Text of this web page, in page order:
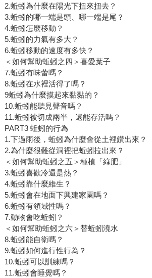
2.蚯蚓為什麼在陽光下扭來扭去？
3.蚯蚓的哪一端是頭、哪一端是尾？
4.蚯蚓怎麼移動？
5.蚯蚓的力氣有多大？
6.蚯蚓移動的速度有多快？
＜如何幫助蚯蚓之四＞喜愛葉子
7.蚯蚓有味蕾嗎？
8.蚯蚓在水裡活得了嗎？
9蚯蚓為什麼摸起來黏黏的？
10.蚯蚓能聽見聲音嗎？
11.蚯蚓被切成兩半，還能存活嗎？
PART3 蚯蚓的行為
1.下過雨後，蚯蚓為什麼會從土裡鑽出來？
2.為什麼很難從洞裡把蚯蚓拉出來？
＜如何幫助蚯蚓之五＞種植「綠肥」
3.蚯蚓喜歡冷還是熱？
4.蚯蚓靠什麼維生？
5.蚯蚓會在地面下興建家園嗎？
6.蚯蚓有領域性嗎？
7.動物會吃蚯蚓？
＜如何幫助蚯蚓之六＞替蚯蚓澆水
8.蚯蚓能自衛嗎？
9.蚯蚓如何進行性行為？
10.蚯蚓可以訓練嗎？
11.蚯蚓會睡覺嗎？